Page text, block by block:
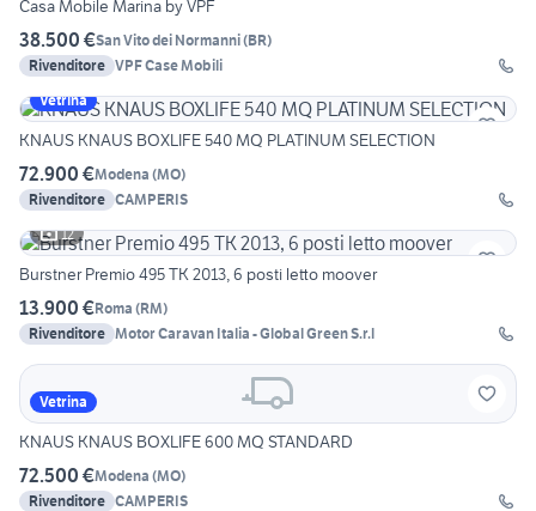
Casa Mobile Marina by VPF
38.500 €San Vito dei Normanni(BR)
Rivenditore VPF Case Mobili
Vetrina
KNAUS KNAUS BOXLIFE 540 MQ PLATINUM SELECTION
72.900 €Modena (MO)
Rivenditore CAMPERIS
12
Burstner Premio 495 TK 2013, 6 posti letto moover
13.900 €Roma (RM)
Rivenditore Motor Caravan Italia - Global Green S.r.l
Vetrina
KNAUS KNAUS BOXLIFE 600 MQ STANDARD
72.500 €Modena (MO)
Rivenditore CAMPERIS